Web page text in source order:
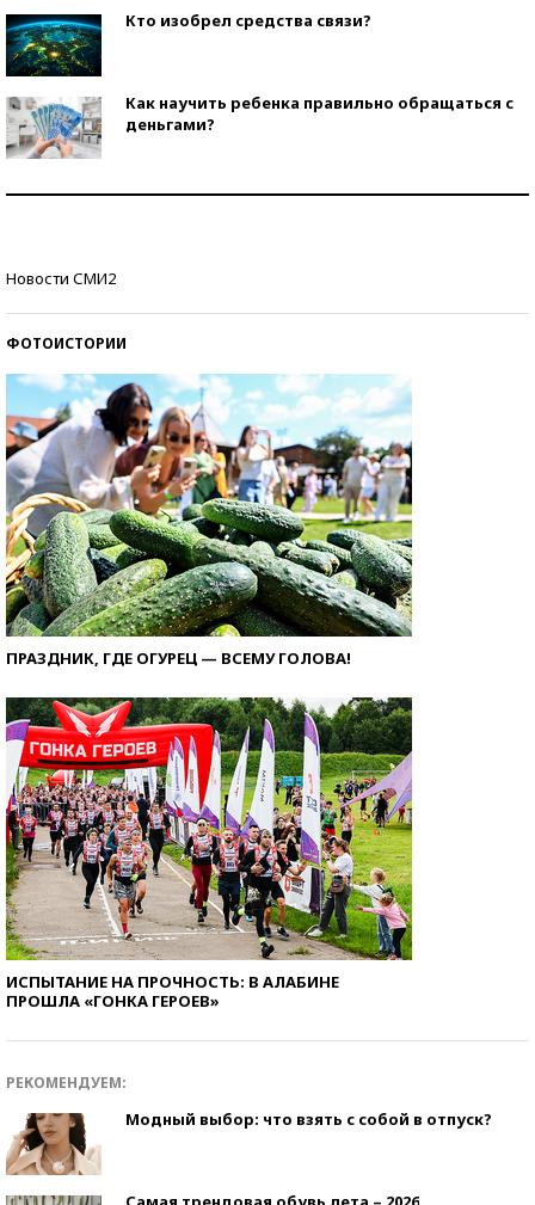
Кто изобрел средства связи?
Как научить ребенка правильно обращаться с
деньгами?
Новости СМИ2
ФОТОИСТОРИИ
ПРАЗДНИК, ГДЕ ОГУРЕЦ — ВСЕМУ ГОЛОВА!
ИСПЫТАНИЕ НА ПРОЧНОСТЬ: В АЛАБИНЕ
ПРОШЛА «ГОНКА ГЕРОЕВ»
РЕКОМЕНДУЕМ:
Модный выбор: что взять с собой в отпуск?